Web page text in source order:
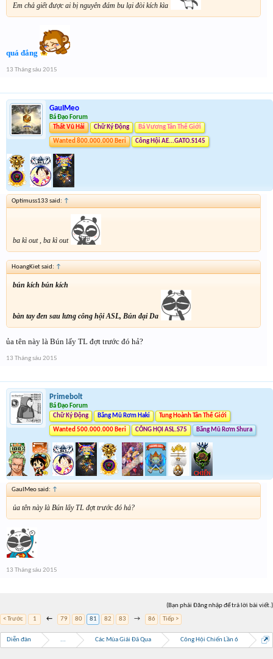
Em chả giết được ai bị nguyên đám bu lại đòi kích kìa
quá đắng
13 Tháng sáu 2015
GauIMeo
Bá Đạo Forum
Thất Vũ Hải
Chữ Ký Động Bá Vương Tân Thế Giới
Wanted 800.000.000 Beri Công Hội AE...GATO.S145
Optimuss133 said: ↑
ba kì out , ba kì out
HoangKiet said: ↑
bún kích bún kích
bàn tay đen sau lưng công hội ASL, Bún đại Da
ủa tên này là Bún lấy TL đợt trước đó hả?
13 Tháng sáu 2015
Primebolt
Bá Đạo Forum
Chữ Ký Động
Băng Mũ Rơm Haki Tung Hoành Tân Thế Giới
Wanted 500.000.000 Beri CÔNG HỘI ASL.S75 Băng Mũ Rơm Shura
GauIMeo said: ↑
ủa tên này là Bún lấy TL đợt trước đó hả?
13 Tháng sáu 2015
(Bạn phải Đăng nhập để trả lời bài viết.)
< Trước
1 ← 79 80 81 82 83 → 86 Tiếp >
Diễn đàn ... Các Mùa Giải Đã Qua Công Hội Chiến Lần 6